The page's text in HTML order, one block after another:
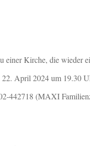
einer Kirche, die wieder
April 2024 um 19.30
442718 (MAXI